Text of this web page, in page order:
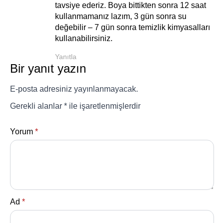
tavsiye ederiz. Boya bittikten sonra 12 saat
kullanmamanız lazım, 3 gün sonra su
değebilir – 7 gün sonra temizlik kimyasalları
kullanabilirsiniz.
Yanıtla
Bir yanıt yazın
E-posta adresiniz yayınlanmayacak.
Gerekli alanlar * ile işaretlenmişlerdir
Yorum *
Ad *